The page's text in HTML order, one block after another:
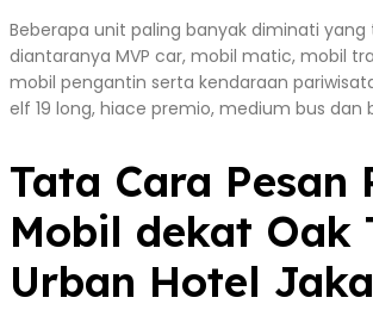
Beberapa unit paling banyak diminati yang
diantaranya MVP car, mobil matic, mobil
mobil pengantin serta kendaraan
elf 19 long, hiace premio, medium bus dan
Tata Cara Pesan
Mobil dekat Oak
Urban Hotel